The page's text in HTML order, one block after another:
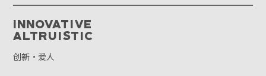
Innovative
Altruistic
创新·爱人